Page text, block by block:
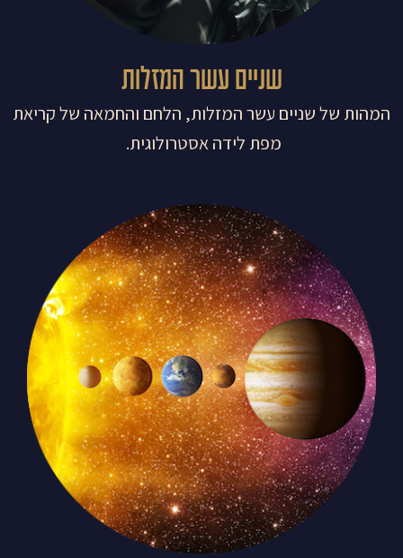
שניים עשר המזלות
המהות של שניים עשר המזלות, הלחם והחמאה של קריאת
מפת לידה אסטרולוגית.